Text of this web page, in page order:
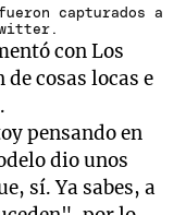
capturados a
con Los
cosas locas e
pensando en
dio unos
sí. Ya sabes, a